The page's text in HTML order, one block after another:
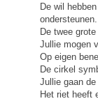
De wil
ondersteunen.
De twee
Jullie mogen
Op eigen
De cirkel
Jullie gaan
Het riet heeft